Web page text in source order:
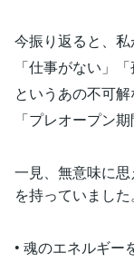
今振り返ると、
「仕事がない」
というあの不可
「プレオープン
一見、無意味に
を持っていました。
• 魂のエネルギー